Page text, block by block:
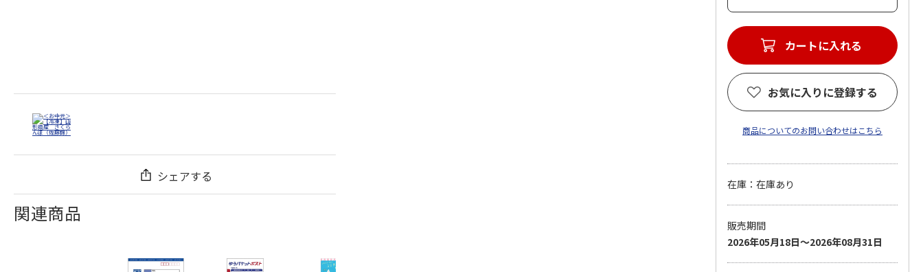
シェアする
関連商品
カートに入れる
お気に入りに登録する
商品についてのお問い合わせはこちら
在庫：在庫あり
販売期間
2026年05月18日～2026年08月31日